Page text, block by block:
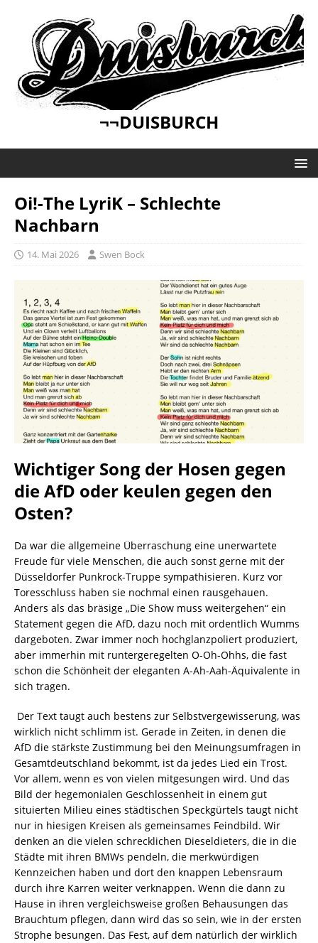
¬¬DUISBURCH
Oi!-The LyriK – Schlechte
Nachbarn
14. Mai 2026 Swen Bock
Wichtiger Song der Hosen gegen
die AfD oder keulen gegen den
Osten?
Da war die allgemeine Überraschung eine unerwartete
Freude für viele Menschen, die auch sonst gerne mit der
Düsseldorfer Punkrock-Truppe sympathisieren. Kurz vor
Toresschluss haben sie nochmal einen rausgehauen.
Anders als das bräsige „Die Show muss weitergehen“ ein
Statement gegen die AfD, dazu noch mit ordentlich Wumms
dargeboten. Zwar immer noch hochglanzpoliert produziert,
aber immerhin mit runtergeregelten O-Oh-Ohhs, die fast
schon die Schönheit der eleganten A-Ah-Aah-Äquivalente in
sich tragen.
Der Text taugt auch bestens zur Selbstvergewisserung, was
wirklich nicht schlimm ist. Gerade in Zeiten, in denen die
AfD die stärkste Zustimmung bei den Meinungsumfragen in
Gesamtdeutschland bekommt, ist da jedes Lied ein Trost.
Vor allem, wenn es von vielen mitgesungen wird. Und das
Bild der hegemonialen Geschlossenheit in einem gut
situierten Milieu eines städtischen Speckgürtels taugt nicht
nur in hiesigen Kreisen als gemeinsames Feindbild. Wir
denken an die vielen schrecklichen Dieseldieters, die in die
Städte mit ihren BMWs pendeln, die merkwürdigen
Kennzeichen haben und dort den knappen Lebensraum
durch ihre Karren weiter verknappen. Wenn die dann zu
Hause in ihren vergleichsweise großen Behausungen das
Brauchtum pflegen, dann wird das so sein, wie in der ersten
Strophe besungen. Das Fest, auf dem natürlich der wirklich